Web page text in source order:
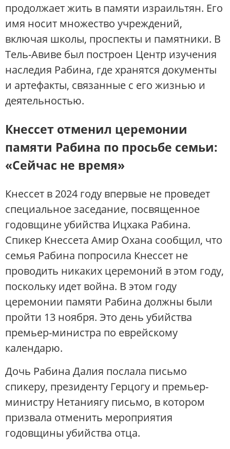
продолжает жить в памяти израильтян. Его
имя носит множество учреждений,
включая школы, проспекты и памятники. В
Тель-Авиве был построен Центр изучения
наследия Рабина, где хранятся документы
и артефакты, связанные с его жизнью и
деятельностью.
Кнессет отменил церемонии
памяти Рабина по просьбе семьи:
«Сейчас не время»
Кнессет в 2024 году впервые не проведет
специальное заседание, посвященное
годовщине убийства Ицхака Рабина.
Спикер Кнессета Амир Охана сообщил, что
семья Рабина попросила Кнессет не
проводить никаких церемоний в этом году,
поскольку идет война. В этом году
церемонии памяти Рабина должны были
пройти 13 ноября. Это день убийства
премьер-министра по еврейскому
календарю.
Дочь Рабина Далия послала письмо
спикеру, президенту Герцогу и премьер-
министру Нетаниягу письмо, в котором
призвала отменить мероприятия
годовщины убийства отца.